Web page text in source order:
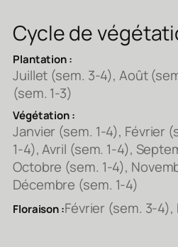
Cycle de
Plantation :
Juillet (sem. 3-4), Août
(sem. 1-3)
Végétation :
Janvier (sem. 1-4), Février
1-4), Avril (sem. 1-4),
Octobre (sem. 1-4),
Décembre (sem. 1-4)
Floraison :Février (sem. 3-4),